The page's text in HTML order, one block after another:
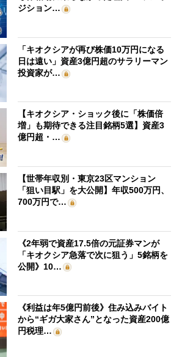
ジション…
「キオクシアが再び株価10万円になる
日は遠い」資産3億円超のサラリーマン
投資家が…
【キオクシア・ショック後に「株価倍
増」も期待できる注目銘柄5選】資産3
億円超・…
【世帯年収別・東京23区マンション
「狙い目駅」を大公開】年収500万円、
700万円で…
《2年弱で資産17.5倍の元証券マンが
「キオクシア急落で次に狙う」5銘柄を
公開》10…
《利益は年5億円前後》住み込みバイト
から“ギガ大家さん”となった資産200億
円税理…